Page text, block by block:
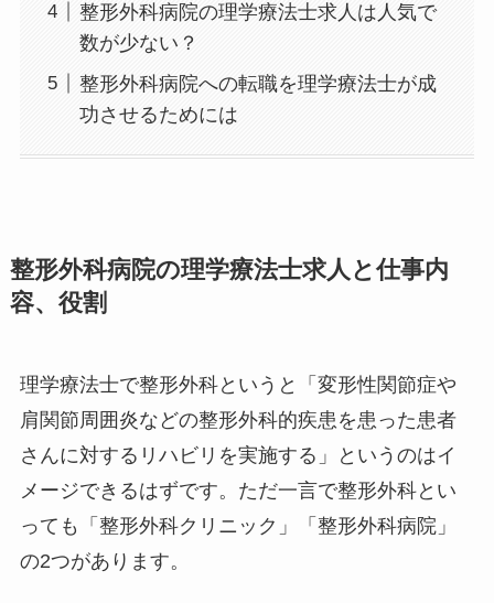
整形外科病院の理学療法士求人は人気で
数が少ない？
整形外科病院への転職を理学療法士が成
功させるためには
整形外科病院の理学療法士求人と仕事内
容、役割
理学療法士で整形外科というと「変形性関節症や
肩関節周囲炎などの整形外科的疾患を患った患者
さんに対するリハビリを実施する」というのはイ
メージできるはずです。ただ一言で整形外科とい
っても「整形外科クリニック」「整形外科病院」
の2つがあります。